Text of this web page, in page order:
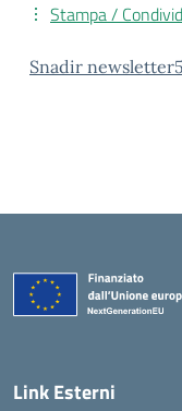
Stampa /
Snadir
Link Esterni